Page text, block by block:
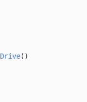
Drive( )